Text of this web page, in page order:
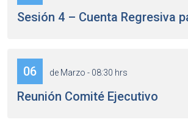
Sesión 4 – Cuenta
06 de Marzo - 08:30 hrs
Reunión Comité Ejecutivo